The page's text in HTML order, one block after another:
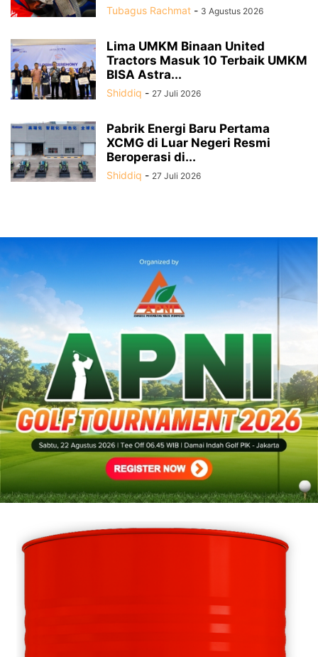
Tubagus Rachmat - 3 Agustus 2026
Lima UMKM Binaan United
Tractors Masuk 10 Terbaik UMKM
BISA Astra...
Shiddiq - 27 Juli 2026
Pabrik Energi Baru Pertama
XCMG di Luar Negeri Resmi
Beroperasi di...
Shiddiq - 27 Juli 2026